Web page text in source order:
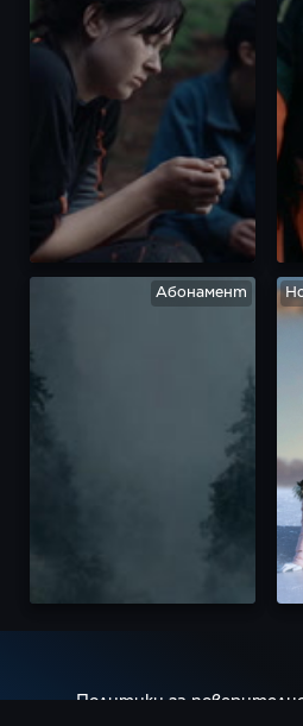
Фестивали и отличия:
2025 Световна премиера
„Специални прожекции“
в Кан
2025 Международен
анимационния филм в
добър филм
Абонамент
Политики за